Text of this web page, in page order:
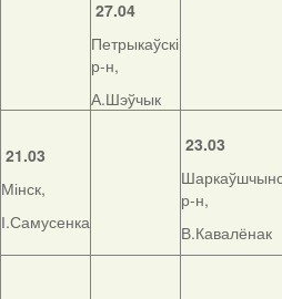
27.04
Петрыкаўскі
р-н,
А.Шэўчык
21.03
Мінск,
І.Самусенка
23.03
р-н,
В.Кавалёнак